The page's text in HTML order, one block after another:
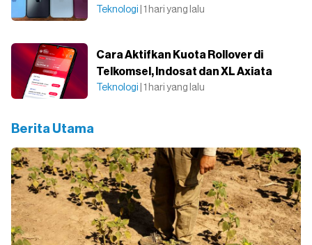
Teknologi | 1 hari yang lalu
Cara Aktifkan Kuota Rollover di
Telkomsel, Indosat dan XL Axiata
Teknologi | 1 hari yang lalu
Berita Utama